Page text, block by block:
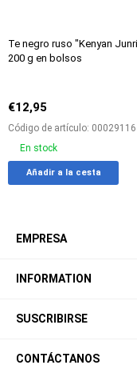
Te negro ruso "Kenyan
200 g en bolsos
€12,95
Código de artículo: 00029116
En stock
Añadir a la cesta
EMPRESA
INFORMATION
SUSCRIBIRSE
CONTÁCTANOS